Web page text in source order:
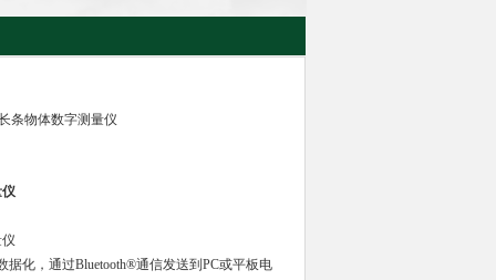
条物体数字测量仪
化，通过Bluetooth®通信发送到PC或平板电